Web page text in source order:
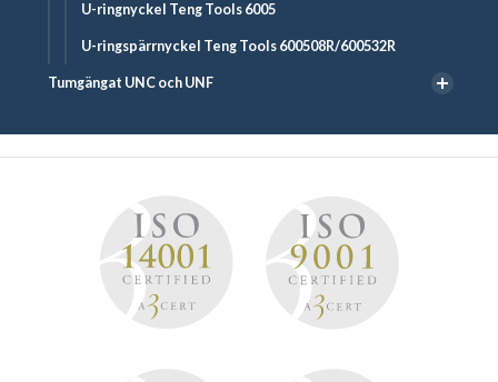
U-ringnyckel Teng Tools 6005
U-ringspärrnyckel Teng Tools 600508R/600532R
Tumgängat UNC och UNF